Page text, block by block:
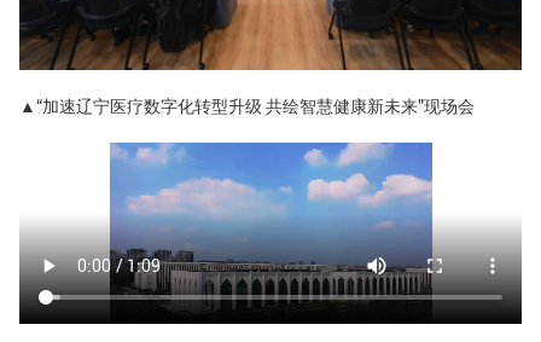
▲“加速辽宁医疗数字化转型升级 共绘智慧健康新未来”现场会